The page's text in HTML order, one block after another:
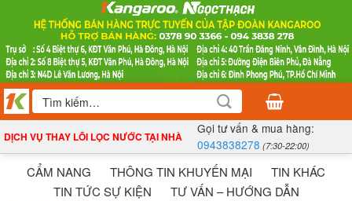
nội
dung
Tìm
kiếm:
DỊCH VỤ THAY LÕI LỌC NƯỚC TẠI NHÀ
Gọi tư vấn & mua hàng:
0943838278 (7:30-22:00)
CẨM NANG THÔNG TIN KHUYẾN MẠI
TIN KHÁC
TIN TỨC SỰ KIỆN
TƯ VẤN – HƯỚNG DẪN